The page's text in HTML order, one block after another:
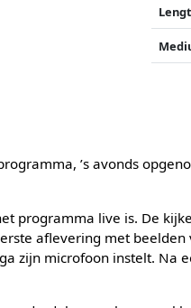
’s avonds
programma live is. De
aflevering met
zijn microfoon instelt. Na